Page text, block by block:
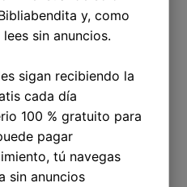
sus mandatos, la guía
y, como
sin anuncios.
sigan recibiendo la
cada día
100 % gratuito para
pagar
tú navegas
sin anuncios